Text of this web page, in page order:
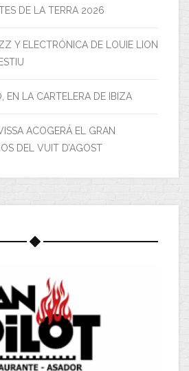
DE LA TERRA 2026
Y ELECTRÓNICA DE LOUIE LION
EN LA CARTELERA DE IBIZA
ACOGERÁ EL GRAN
DEL VUIT D’AGOST